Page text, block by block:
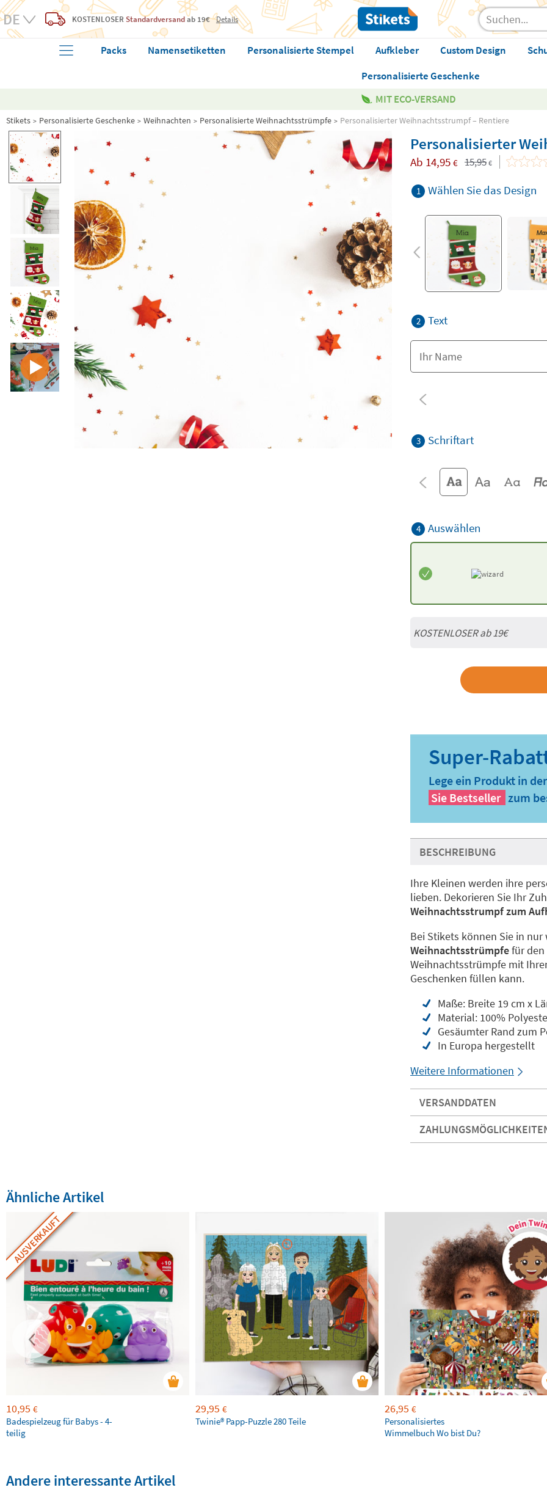
KOSTENLOSER Standardversandab 19€ Details
Packs Namensetiketten Personalisierte Stempel Aufkleber Custom Design
Personalisierte Geschenke
MIT ECO-VERSAND
Stikets Personalisierte Geschenke Weihnachten Personalisierte Weihnachtsstrümpfe Personalisierter Weihnachtsstrumpf – Rentiere
Personalisierter
Ab 14,95 € 15,95 €
1 Wählen Sie das Design
2 Text
3 Schriftart
4 Auswählen
KOSTENLOSER ab 19€
Lege ein Produkt in
Sie Bestseller zum
BESCHREIBUNG
Ihre Kleinen werden ihre
lieben. Dekorieren Sie Ihr
Weihnachtsstrumpf zum
Bei Stikets können Sie in
Weihnachtsstrümpfefür den
Weihnachtsstrümpfe mit
Geschenken füllen kann.
Maße: Breite 19 cm x
Material: 100%
Gesäumter Rand zum
In Europa hergestellt
Weitere Informationen
VERSANDDATEN
Ähnliche Artikel
AUSVERKAUFT
10,95 €
Badespielzeug für Babys - 4-
teilig
29,95 €
Twinie®️ Papp-Puzzle 280 Teile
26,95 €
Personalisiertes
Wimmelbuch Wo bist Du?
Andere interessante Artikel